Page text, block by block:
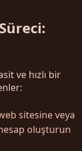
ve hızlı bir
sitesine veya
oluşturun